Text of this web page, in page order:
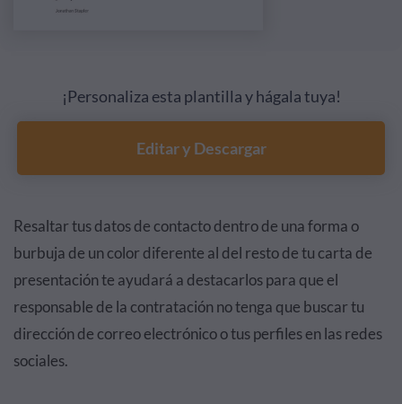
¡Personaliza esta plantilla y hágala tuya!
Editar y Descargar
Resaltar tus datos de contacto dentro de una forma o
burbuja de un color diferente al del resto de tu carta de
presentación te ayudará a destacarlos para que el
responsable de la contratación no tenga que buscar tu
dirección de correo electrónico o tus perfiles en las redes
sociales.